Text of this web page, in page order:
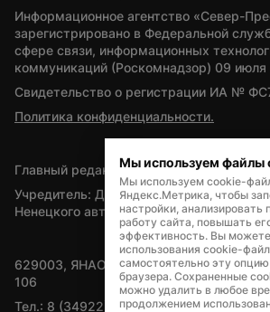
Информационное агентство «Север-
зарегистрировано в Федеральной
сфере связи, информационных
коммуникаций (Роскомнадзор) 09 июля
Свидетельство о регистрации ИА №
Политика конфиденциальности.
Главный редактор — А.Л. Поздеев
Учредитель: Департамент внутренней
Ненецкого автономного округа
629003, ЯНАО, Салехард, мкр. Богдана
106
Тел.: 8 (34922) 71262
Мы используем файлы
Мы используем cookie-
Яндекс.Метрика, чтобы
настройки,
работу сайта, повышать
эффективность. Вы можете
использования cookie-
самостоятельно эту
браузера. Сохраненные
можно удалить в любое
продолжением